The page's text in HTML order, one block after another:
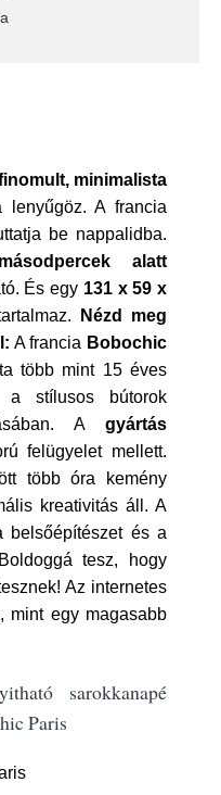
minimalista
lenyűgöz. A francia
be nappalidba.
másodpercek alatt
És egy 131 x 59 x
Nézd meg
A francia Bobochic
több mint 15 éves
a stílusos bútorok
A gyártás
felügyelet mellett.
több óra kemény
kreativitás áll. A
belsőépítészet és a
tesz, hogy
Az internetes
mint egy magasabb
sarokkanapé
Paris